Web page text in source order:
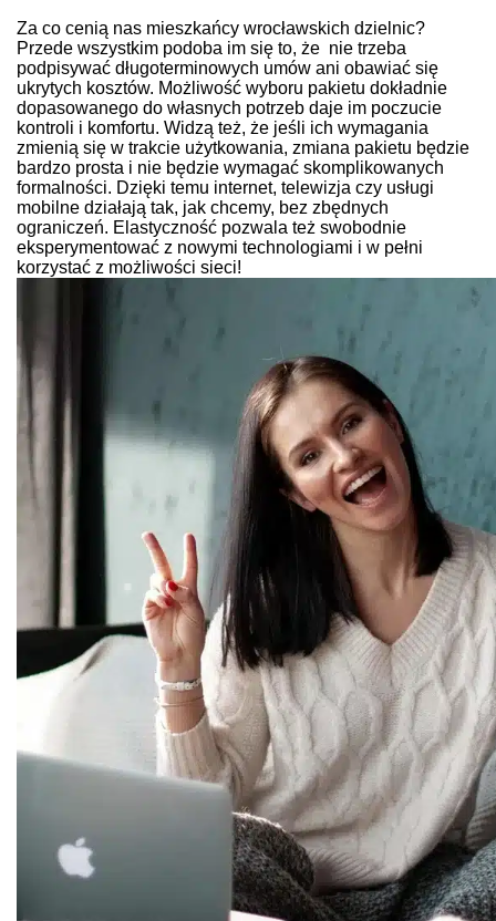
Za co cenią nas mieszkańcy wrocławskich dzielnic?
Przede wszystkim podoba im się to, że nie trzeba
podpisywać długoterminowych umów ani obawiać się
ukrytych kosztów. Możliwość wyboru pakietu dokładnie
dopasowanego do własnych potrzeb daje im poczucie
kontroli i komfortu. Widzą też, że jeśli ich wymagania
zmienią się w trakcie użytkowania, zmiana pakietu będzie
bardzo prosta i nie będzie wymagać skomplikowanych
formalności. Dzięki temu internet, telewizja czy usługi
mobilne działają tak, jak chcemy, bez zbędnych
ograniczeń. Elastyczność pozwala też swobodnie
eksperymentować z nowymi technologiami i w pełni
korzystać z możliwości sieci!